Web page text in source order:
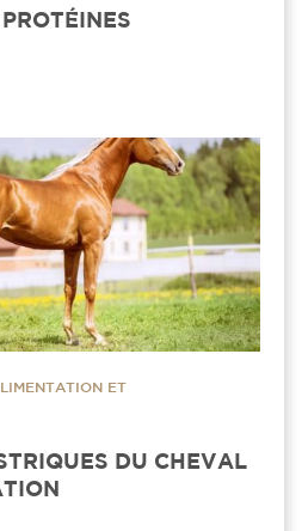
ET
DU CHEVAL